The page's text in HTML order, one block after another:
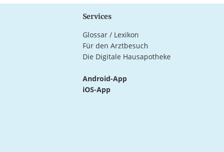
Services
Glossar / Lexikon
Für den Arztbesuch
Die Digitale Hausapotheke
Android-App
iOS-App